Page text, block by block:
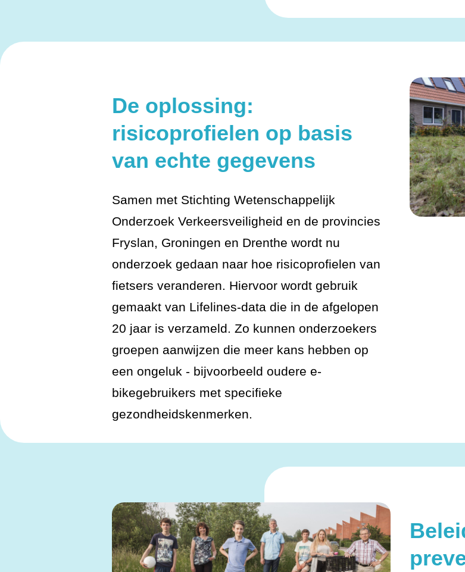
De oplossing:
risicoprofielen op basis
van echte gegevens
Samen met Stichting Wetenschappelijk
Onderzoek Verkeersveiligheid en de provincies
Fryslan, Groningen en Drenthe wordt nu
onderzoek gedaan naar hoe risicoprofielen van
fietsers veranderen. Hiervoor wordt gebruik
gemaakt van Lifelines-data die in de afgelopen
20 jaar is verzameld. Zo kunnen onderzoekers
groepen aanwijzen die meer kans hebben op
een ongeluk - bijvoorbeeld oudere e-
bikegebruikers met specifieke
gezondheidskenmerken.